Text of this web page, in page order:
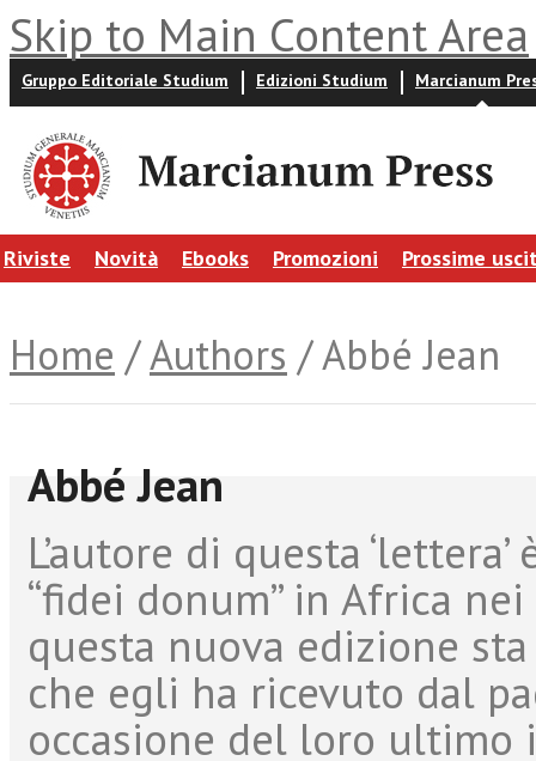
Skip to Main Content Area
Gruppo Editoriale Studium Edizioni Studium Marcianum
Riviste Novità Ebooks Promozioni Prossime
Home /Authors / Abbé Jean
Abbé Jean
L’autore di questa
“fidei donum” in Africa
questa nuova edizione
che egli ha ricevuto dal
occasione del loro ultimo